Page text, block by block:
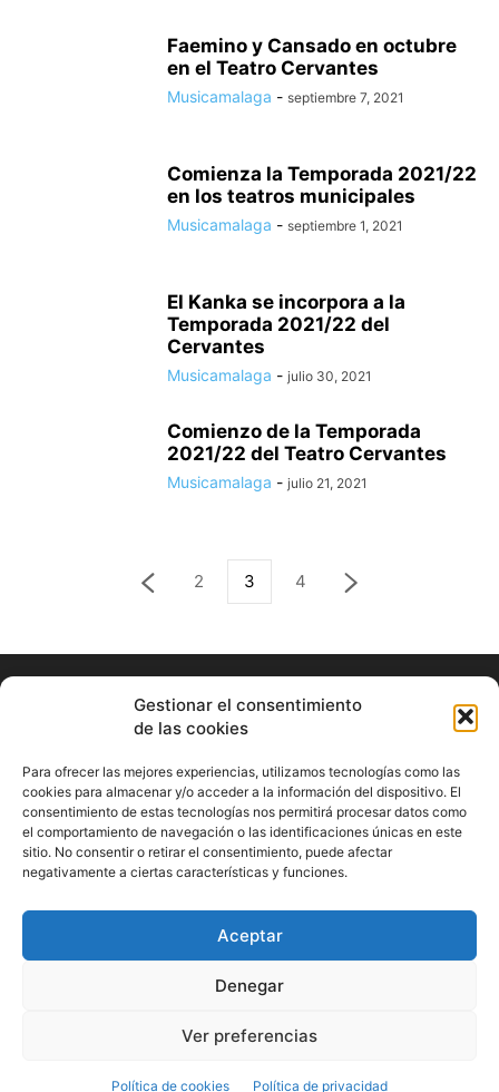
Gestionar el consentimiento
de las cookies
Para ofrecer las mejores experiencias, utilizamos tecnologías como las
cookies para almacenar y/o acceder a la información del dispositivo. El
consentimiento de estas tecnologías nos permitirá procesar datos como
el comportamiento de navegación o las identificaciones únicas en este
sitio. No consentir o retirar el consentimiento, puede afectar
negativamente a ciertas características y funciones.
Aceptar
Denegar
Ver preferencias
Política de cookies Política de privacidad
Faemino y Cansado en octubre
en el Teatro Cervantes
Musicamalaga - septiembre 7, 2021
Comienza la Temporada 2021/22
en los teatros municipales
Musicamalaga - septiembre 1, 2021
El Kanka se incorpora a la
Temporada 2021/22 del
Cervantes
Musicamalaga - julio 30, 2021
Comienzo de la Temporada
2021/22 del Teatro Cervantes
Musicamalaga - julio 21, 2021
2 3 4
ABOUT US
Información Cultural de Málaga y otros de interés general
Contact us:musicamalaga55@gmail.com
FOLLOW US
© Musicamalaga